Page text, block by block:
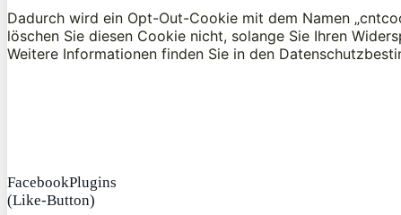
Dadurch wird ein Opt-Out-Cookie mit dem Namen
löschen Sie diesen Cookie nicht, solange Sie Ihren
Weitere Informationen finden Sie in den
FacebookPlugins
(Like-Button)